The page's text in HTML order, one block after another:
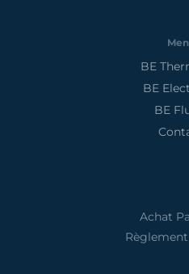
BE
BE
BE
Achat